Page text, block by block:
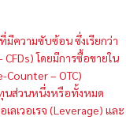
ความซับซ้อน ซึ่งเรียกว่า
โดยมีการซื้อขายใน
– OTC)
นส่วนหนึ่งหรือทั้งหมด
ลเวอเรจ (Leverage) และ